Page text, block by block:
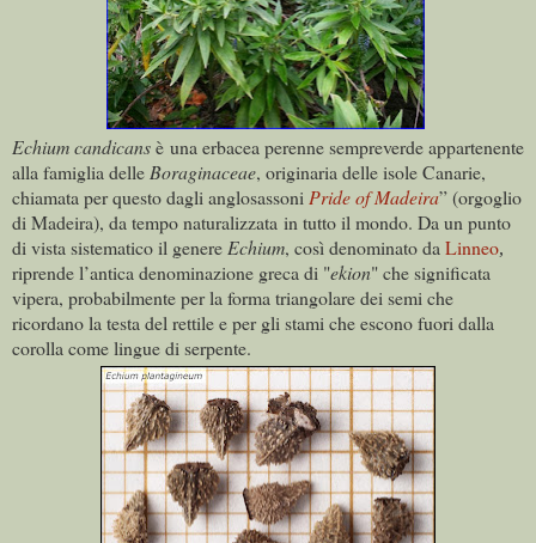
Echium candicansè una erbacea perenne sempreverde appartenente
alla famiglia delleBoraginaceae, originaria delle isole Canarie,
chiamata per questo dagli anglosassoniPride of Madeira” (orgoglio
di Madeira), da tempo naturalizzata in tutto il mondo. Da un punto
di vista sistematico il genereEchium, così denominato daLinneo,
riprende l’antica denominazione greca di "ekion" che significata
vipera, probabilmente per la forma triangolare dei semi che
ricordano la testa del rettile e per gli stami che escono fuori dalla
corolla come lingue di serpente.